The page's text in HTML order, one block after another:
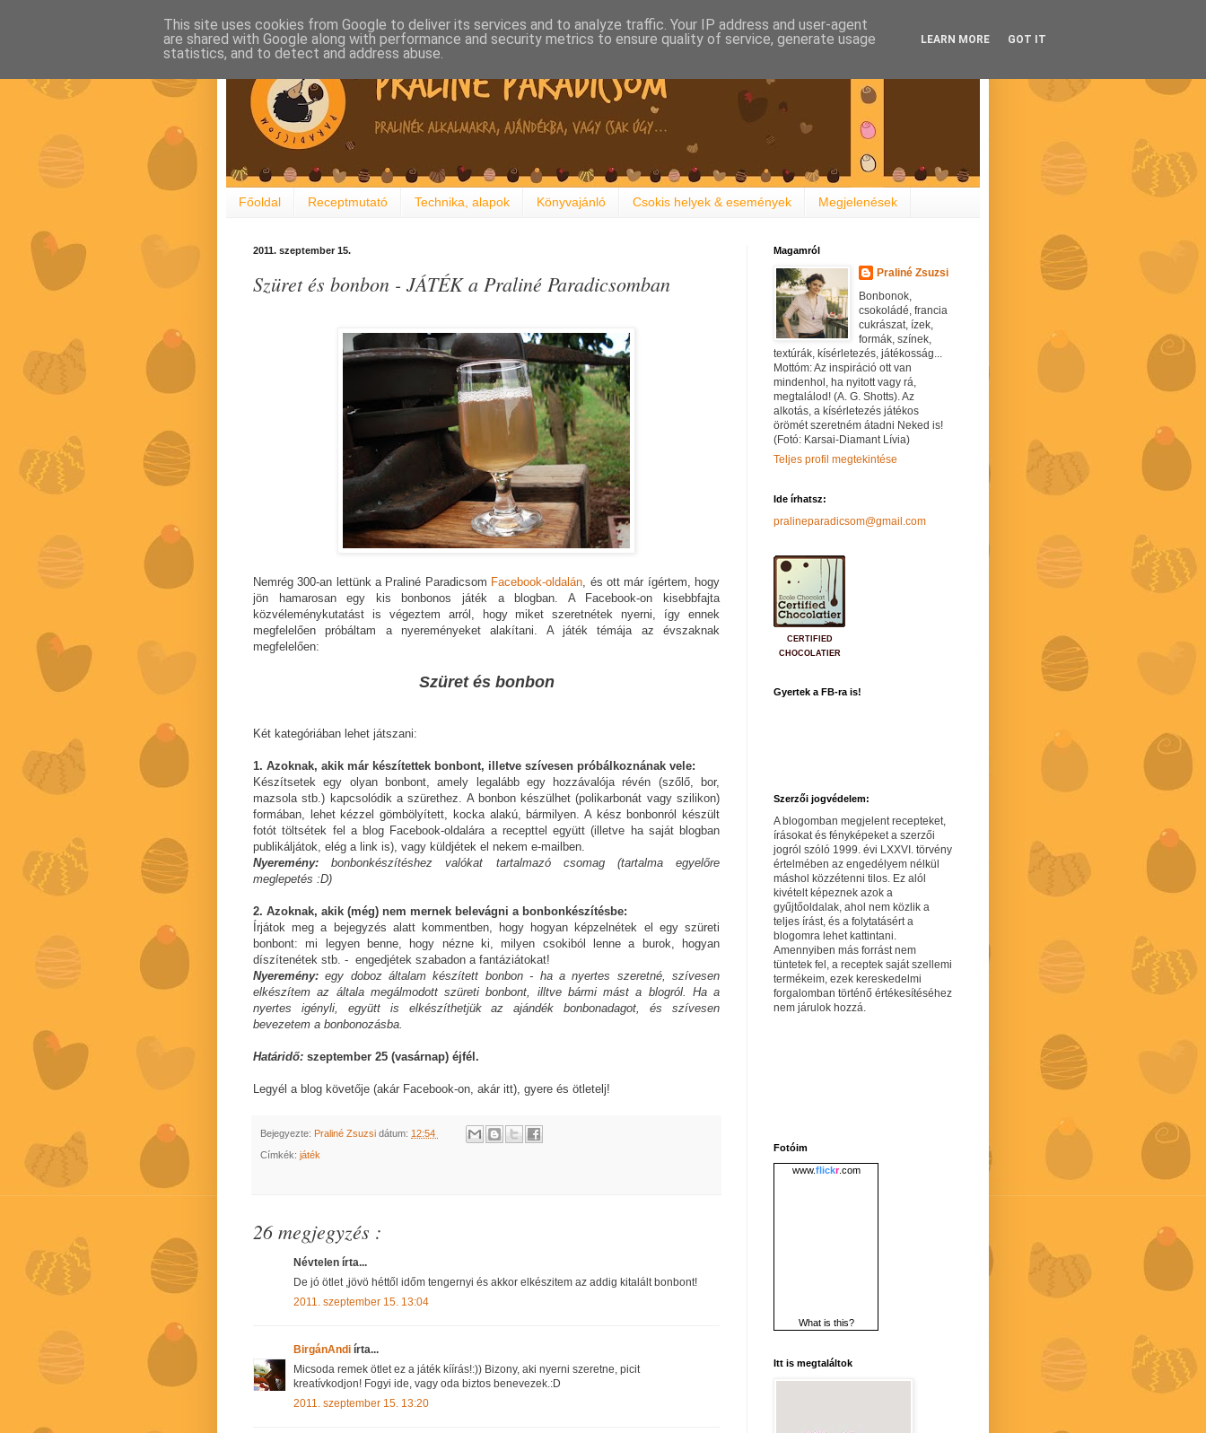
Főoldal Receptmutató Technika, alapok Könyvajánló Csokis helyek & események Megjelenések
2011. szeptember 15.
Szüret és bonbon - JÁTÉK a Praliné Paradicsomban
Nemrég 300-an lettünk a Praliné Paradicsom Facebook-oldalán, és ott már ígértem, hogy
jön hamarosan egy kis bonbonos játék a blogban. A Facebook-on kisebbfajta
közvéleménykutatást is végeztem arról, hogy miket szeretnétek nyerni, így ennek
megfelelően próbáltam a nyereményeket alakítani. A játék témája az évszaknak
megfelelően:
Szüret és bonbon
Két kategóriában lehet játszani:
1. Azoknak, akik már készítettek bonbont, illetve szívesen próbálkoznának vele:
Készítsetek egy olyan bonbont, amely legalább egy hozzávalója révén (szőlő, bor,
mazsola stb.) kapcsolódik a szürethez. A bonbon készülhet (polikarbonát vagy szilikon)
formában, lehet kézzel gömbölyített, kocka alakú, bármilyen. A kész bonbonról készült
fotót töltsétek fel a blog Facebook-oldalára a recepttel együtt (illetve ha saját blogban
publikáljátok, elég a link is), vagy küldjétek el nekem e-mailben.
Nyeremény: bonbonkészítéshez valókat tartalmazó csomag (tartalma egyelőre
meglepetés :D)
2. Azoknak, akik (még) nem mernek belevágni a bonbonkészítésbe:
Írjátok meg a bejegyzés alatt kommentben, hogy hogyan képzelnétek el egy szüreti
bonbont: mi legyen benne, hogy nézne ki, milyen csokiból lenne a burok, hogyan
díszítenétek stb. - engedjétek szabadon a fantáziátokat!
Nyeremény: egy doboz általam készített bonbon - ha a nyertes szeretné, szívesen
elkészítem az általa megálmodott szüreti bonbont, illtve bármi mást a blogról. Ha a
nyertes igényli, együtt is elkészíthetjük az ajándék bonbonadagot, és szívesen
bevezetem a bonbonozásba.
Határidő: szeptember 25 (vasárnap) éjfél.
Legyél a blog követője (akár Facebook-on, akár itt), gyere és ötletelj!
Bejegyezte: Praliné Zsuzsi dátum: 12:54
Címkék: játék
26 megjegyzés :
Névtelen írta...
De jó ötlet ,jövö héttől időm tengernyi és akkor elkészitem az addig kitalált bonbont!
2011. szeptember 15. 13:04
BirgánAndi írta...
Micsoda remek ötlet ez a játék kíírás!:)) Bizony, aki nyerni szeretne, picit
kreatívkodjon! Fogyi ide, vagy oda biztos benevezek.:D
2011. szeptember 15. 13:20
Magamról
Praliné Zsuzsi
Bonbonok,
csokoládé, francia
cukrászat, ízek,
formák, színek,
textúrák, kísérletezés, játékosság...
Mottóm: Az inspiráció ott van
mindenhol, ha nyitott vagy rá,
megtalálod! (A. G. Shotts). Az
alkotás, a kísérletezés játékos
örömét szeretném átadni Neked is!
(Fotó: Karsai-Diamant Lívia)
Teljes profil megtekintése
Ide írhatsz:
pralineparadicsom@gmail.com
CERTIFIED
CHOCOLATIER
Gyertek a FB-ra is!
Szerzői jogvédelem:
A blogomban megjelent recepteket,
írásokat és fényképeket a szerzői
jogról szóló 1999. évi LXXVI. törvény
értelmében az engedélyem nélkül
máshol közzétenni tilos. Ez alól
kivételt képeznek azok a
gyűjtőoldalak, ahol nem közlik a
teljes írást, és a folytatásért a
blogomra lehet kattintani.
Amennyiben más forrást nem
tüntetek fel, a receptek saját szellemi
termékeim, ezek kereskedelmi
forgalomban történő értékesítéséhez
nem járulok hozzá.
Fotóim
www.flickr.com
What is this?
Itt is megtaláltok
This site uses cookies from Google to deliver its services and to analyze traffic. Your IP address and user-agent
are shared with Google along with performance and security metrics to ensure quality of service, generate usage
statistics, and to detect and address abuse.
LEARN MORE GOT IT